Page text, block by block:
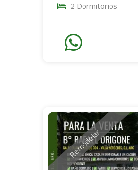
2 Dormitorios
Remodelar